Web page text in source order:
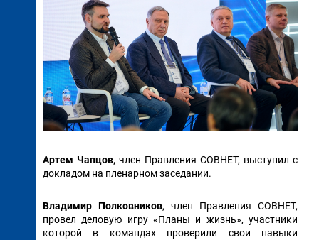
Артем Чапцов, член Правления СОВНЕТ, выступил с
докладом на пленарном заседании.
Владимир Полковников, член Правления СОВНЕТ,
провел деловую игру «Планы и жизнь», участники
которой в командах проверили свои навыки